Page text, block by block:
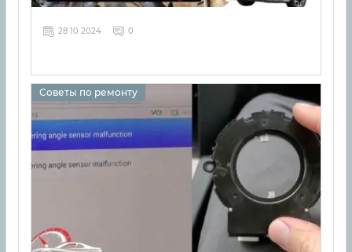
28 10 2024 0
Советы по ремонту